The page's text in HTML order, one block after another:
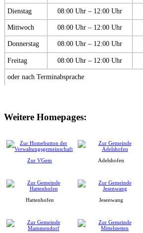
Dienstag 08:00 Uhr – 12:00 Uhr
Mittwoch 08:00 Uhr – 12:00 Uhr
Donnerstag 08:00 Uhr – 12:00 Uhr
Freitag 08:00 Uhr – 12:00 Uhr
oder nach Terminabsprache
Weitere Homepages:
Zur VGem Adelshofen
Hattenhofen Jesenwang